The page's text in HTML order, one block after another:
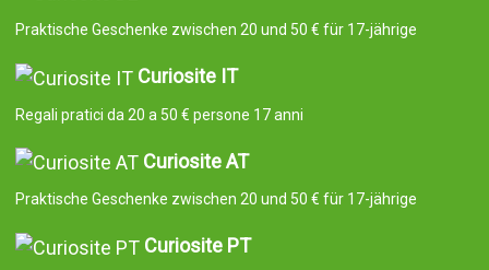
Praktische Geschenke zwischen 20 und 50 € für 17-jährige
Curiosite IT
Regali pratici da 20 a 50 € persone 17 anni
Curiosite AT
Praktische Geschenke zwischen 20 und 50 € für 17-jährige
Curiosite PT